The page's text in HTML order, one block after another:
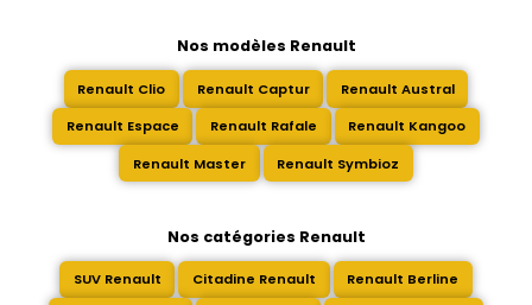
Nos modèles Renault
Renault Clio Renault Captur
Renault Austral
Renault Espace
Renault Rafale
Renault Kangoo
Renault Master
Renault Symbioz
Nos catégories Renault
SUV Renault Citadine Renault
Renault Berline